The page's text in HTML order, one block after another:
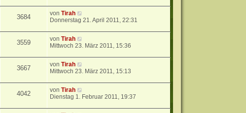
3684 vonTirah
Donnerstag 21. April 2011, 22:31
3559 vonTirah
Mittwoch 23. März 2011, 15:36
3667 vonTirah
Mittwoch 23. März 2011, 15:13
4042 vonTirah
Dienstag 1. Februar 2011, 19:37